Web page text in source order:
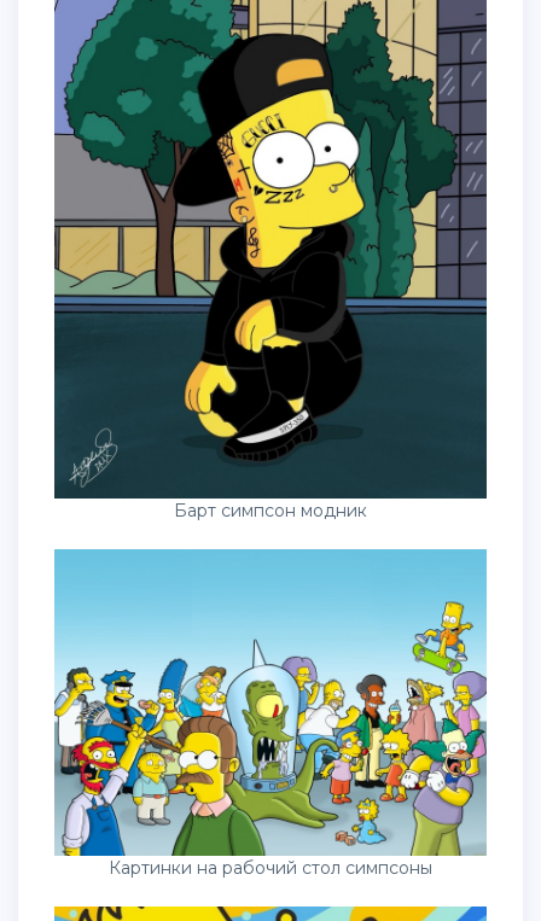
Барт симпсон модник
Картинки на рабочий стол симпсоны